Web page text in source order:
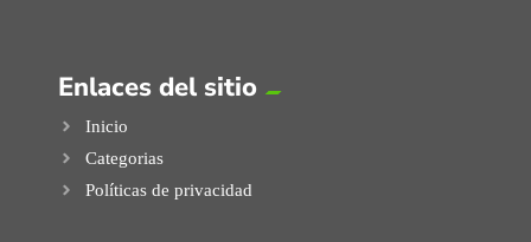
Enlaces del sitio
Inicio
Categorias
Políticas de privacidad